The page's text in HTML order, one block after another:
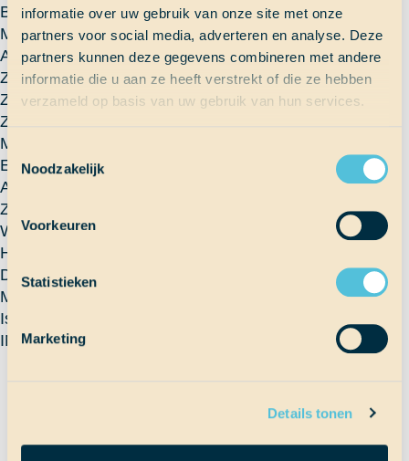
informatie over uw gebruik van onze site met onze
partners voor social media, adverteren en analyse. Deze
partners kunnen deze gegevens combineren met andere
informatie die u aan ze heeft verstrekt of die ze hebben
verzameld op basis van uw gebruik van hun services.
Toestemmingsselectie
Noodzakelijk
Voorkeuren
Statistieken
Marketing
Details tonen
Brengt de stroming het eind naderbij
Maar past de ijsberg nog
Aan het land erbij?
Ze kan het niet geloven
Zo meteen is het gedaan
Zo lang was het haar droom
Maar de zon is alweer onder aan het gaan
Er komt bijna een einde
Aan deze mooie dag
Ze is bijna bang voor
Wat de nacht brengen mag
Het al heus goedkomen
De zon komt wel weer op
Maar duurt dat te lang
Is de nacht een strop
INDIA